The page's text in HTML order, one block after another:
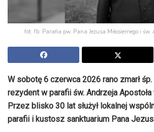
fot. fb: Parafia pw. Pana Jezusa Miłosiernego i
W sobotę 6 czerwca 2026 rano zmarł
rezydent w parafii św. Andrzeja
Przez blisko 30 lat służył lokalnej
parafii i kustosz sanktuarium Pana